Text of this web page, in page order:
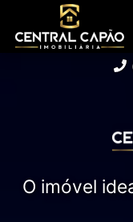
O imóvel